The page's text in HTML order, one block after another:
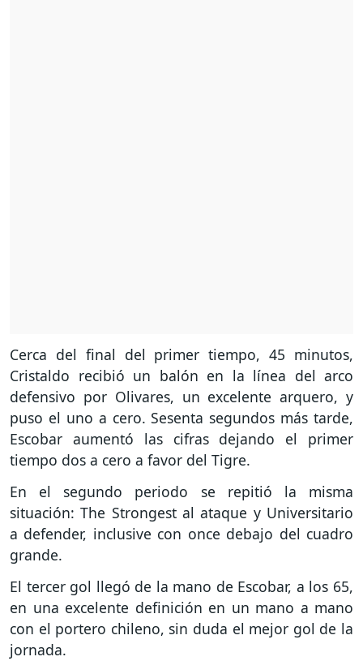
Cerca del final del primer tiempo, 45 minutos,
Cristaldo recibió un balón en la línea del arco
defensivo por Olivares, un excelente arquero, y
puso el uno a cero. Sesenta segundos más tarde,
Escobar aumentó las cifras dejando el primer
tiempo dos a cero a favor del Tigre.
En el segundo periodo se repitió la misma
situación: The Strongest al ataque y Universitario
a defender, inclusive con once debajo del cuadro
grande.
El tercer gol llegó de la mano de Escobar, a los 65,
en una excelente definición en un mano a mano
con el portero chileno, sin duda el mejor gol de la
jornada.